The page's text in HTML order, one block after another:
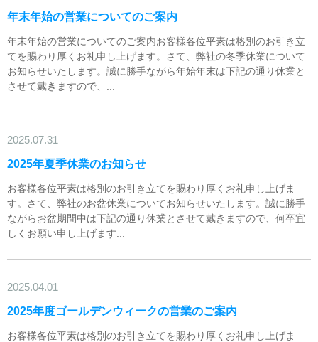
年末年始の営業についてのご案内
年末年始の営業についてのご案内お客様各位平素は格別のお引き立
てを賜わり厚くお礼申し上げます。さて、弊社の冬季休業について
お知らせいたします。誠に勝手ながら年始年末は下記の通り休業と
させて戴きますので、...
2025.07.31
2025年夏季休業のお知らせ
お客様各位平素は格別のお引き立てを賜わり厚くお礼申し上げま
す。さて、弊社のお盆休業についてお知らせいたします。誠に勝手
ながらお盆期間中は下記の通り休業とさせて戴きますので、何卒宜
しくお願い申し上げます...
2025.04.01
2025年度ゴールデンウィークの営業のご案内
お客様各位平素は格別のお引き立てを賜わり厚くお礼申し上げま